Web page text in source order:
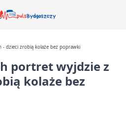
- dzieci zrobią kolaże bez poprawki
portret wyjdzie z
kolaże bez